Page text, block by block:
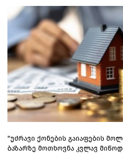
"უძრავი ქონების გაიაფების
ბაზარზე მოთხოვნა კვლავ